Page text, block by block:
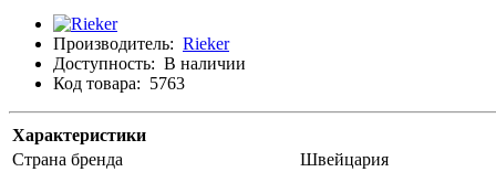
Производитель: Rieker
Доступность: В наличии
Код товара: 5763
Характеристики
Страна бренда
Швейцария